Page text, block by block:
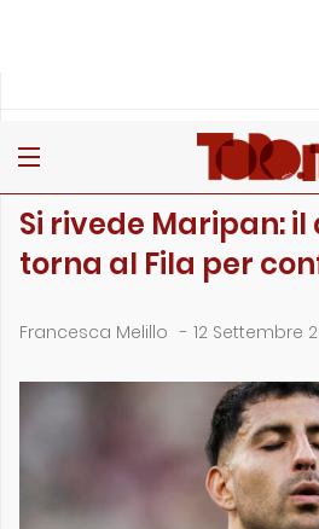
Si rivede Maripan:
torna al Fila per
Francesca Melillo - 12 Settembre